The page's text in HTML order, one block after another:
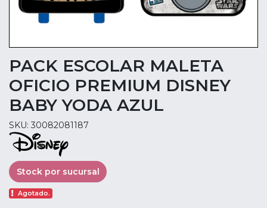
PACK ESCOLAR MALETA
OFICIO PREMIUM DISNEY
BABY YODA AZUL
SKU: 30082081187
Stock por sucursal
Agotado.